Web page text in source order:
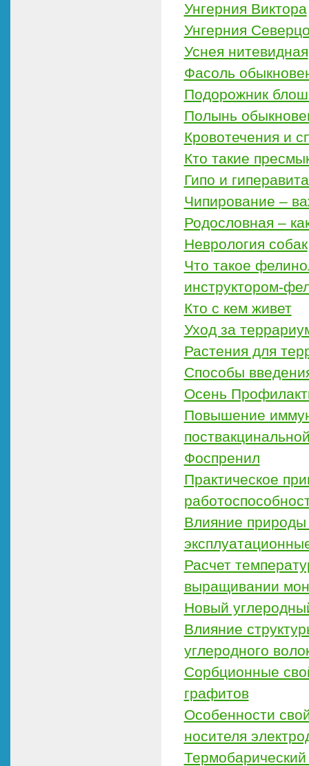
Унгерния Виктора
Унгерния
Уснея нитевидная
Фасоль
Подорожник
Полынь
Кровотечения и
Кто такие
Гипо и
Чипирование –
Родословная –
Неврология собак
Что такое
инструктором-
Кто с кем живет
Уход за
Растения для
Способы
Осень
Повышение
Фоспренил
Практическое
Влияние природы
Расчет
выращивании
Новый
Влияние
углеродного
Сорбционные
графитов
Особенности
носителя
Термобарический